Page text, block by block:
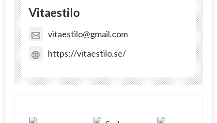
Vitaestilo
vitaestilo@gmail.com
https://vitaestilo.se/